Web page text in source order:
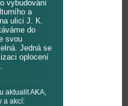
vybudování
a
ulici J. K.
do
svou
Jedná se
oplocení
aktualit AKA,
a akcí: